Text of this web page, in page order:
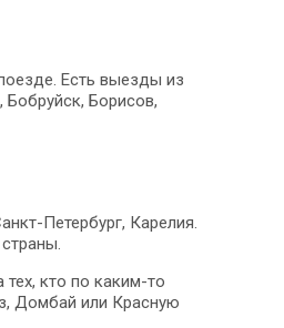
Есть выезды из
Бобруйск, Борисов,
Петербург, Карелия.
кто по каким-то
Домбай или Красную